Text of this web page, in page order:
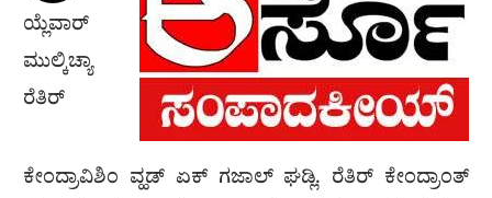
ಯ್ಲೆವಾರ್
ಮುಲ್ಕಿಚ್ಯಾ
ರೆತಿರ್
ಕೇಂದ್ರಾವಿಶಿಂ ವ್ಹಡ್ ಏಕ್ ಗಜಾಲ್ ಘಡ್ಲಿ. ರೆತಿರ್ ಕೇಂದ್ರಾಂತ್